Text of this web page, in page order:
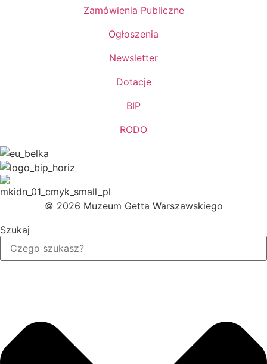
Zamówienia Publiczne
Ogłoszenia
Newsletter
Dotacje
BIP
RODO
© 2026 Muzeum Getta Warszawskiego
Szukaj